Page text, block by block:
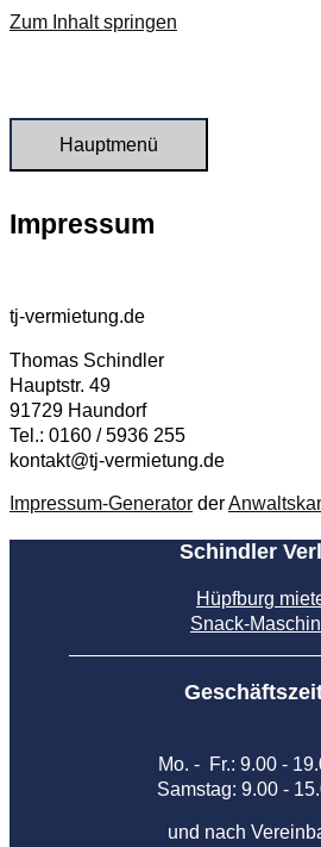
Zum Inhalt springen
Hauptmenü
Impressum
tj-vermietung.de
Thomas Schindler
Hauptstr. 49
91729 Haundorf
Tel.: 0160 / 5936 255
kontakt@tj-vermietung.de
Impressum-Generator der
Schindler
Hüpfburg
Snack-
Mo. - Fr.: 9.00 -
Samstag: 9.00 -
und nach